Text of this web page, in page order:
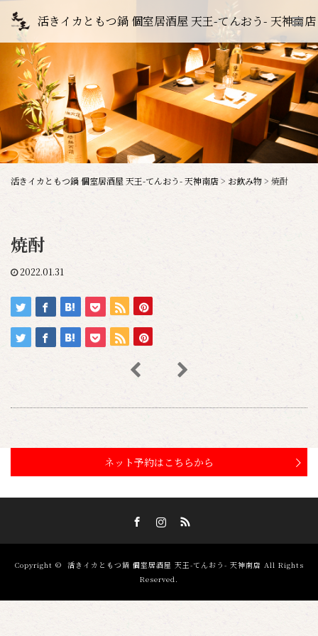
活きイカともつ鍋 個室居酒屋 天王-てんおう- 天神南店
活きイカともつ鍋 個室居酒屋 天王-てんおう- 天神南店> お飲み物> 焼酎
焼酎
2022.01.31
ネット予約はこちらから
Copyright © 活きイカともつ鍋 個室居酒屋 天王-てんおう- 天神南店 All Rights
Reserved.